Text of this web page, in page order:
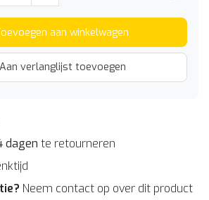
aan winkelwagen
Aan verlanglijst toevoegen
dagen te retourneren
Neem contact op over dit product